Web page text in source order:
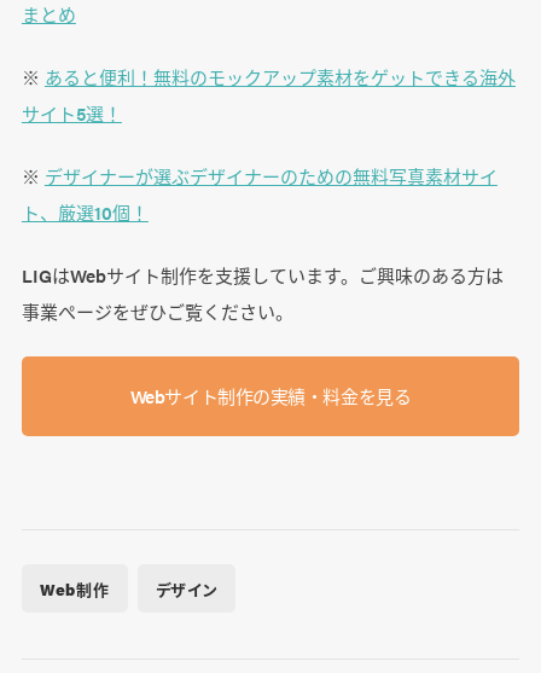
まとめ
※ あると便利！無料のモックアップ素材をゲットできる海外
サイト5選！
※ デザイナーが選ぶデザイナーのための無料写真素材サイ
ト、厳選10個！
LIGはWebサイト制作を支援しています。ご興味のある方は
事業ぺージをぜひご覧ください。
Webサイト制作の実績・料金を見る
Web制作 デザイン